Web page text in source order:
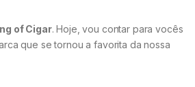
of Cigar. Hoje, vou contar para vocês
que se tornou a favorita da nossa